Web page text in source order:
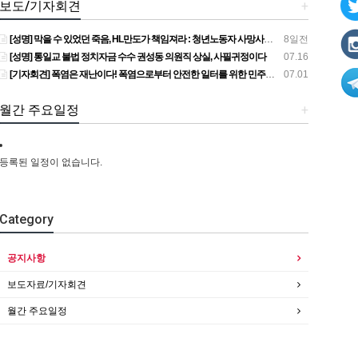
+
보도/기자회견
8일전
[성명] 막을 수 있었던 죽음, HL만도가 책임져라 : 청년노동자 사망사고의 철저한 진상규명과 재발방지 대책 마련하라
07.16
[성명] 통일교 불법 정치자금 수수 권성동 의원직 상실, 사필귀정이다
07.01
[기자회견] 폭염은 재난이다! 폭염으로부터 안전한 일터를 위한 민주노총 강원지역본부 폭염감시단 선포 기자회견
+
월간 주요일정
등록된 일정이 없습니다.
Category
공지사항
보도자료/기자회견
월간 주요일정